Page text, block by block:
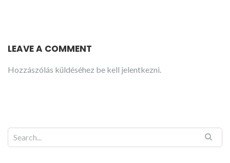
LEAVE A COMMENT
Hozzászólás küldéséhez be kell jelentkezni.